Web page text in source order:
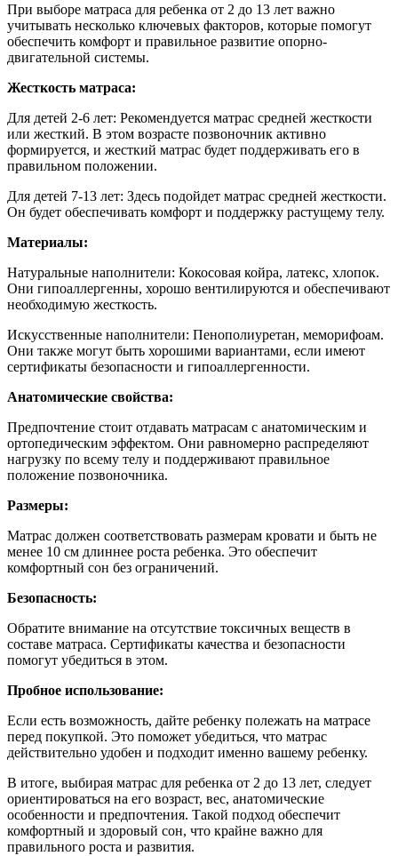
При выборе матраса для ребенка от 2 до 13 лет важно
учитывать несколько ключевых факторов, которые помогут
обеспечить комфорт и правильное развитие опорно-
двигательной системы.
Жесткость матраса:
Для детей 2-6 лет: Рекомендуется матрас средней жесткости
или жесткий. В этом возрасте позвоночник активно
формируется, и жесткий матрас будет поддерживать его в
правильном положении.
Для детей 7-13 лет: Здесь подойдет матрас средней жесткости.
Он будет обеспечивать комфорт и поддержку растущему телу.
Материалы:
Натуральные наполнители: Кокосовая койра, латекс, хлопок.
Они гипоаллергенны, хорошо вентилируются и обеспечивают
необходимую жесткость.
Искусственные наполнители: Пенополиуретан, меморифоам.
Они также могут быть хорошими вариантами, если имеют
сертификаты безопасности и гипоаллергенности.
Анатомические свойства:
Предпочтение стоит отдавать матрасам с анатомическим и
ортопедическим эффектом. Они равномерно распределяют
нагрузку по всему телу и поддерживают правильное
положение позвоночника.
Размеры:
Матрас должен соответствовать размерам кровати и быть не
менее 10 см длиннее роста ребенка. Это обеспечит
комфортный сон без ограничений.
Безопасность:
Обратите внимание на отсутствие токсичных веществ в
составе матраса. Сертификаты качества и безопасности
помогут убедиться в этом.
Пробное использование:
Если есть возможность, дайте ребенку полежать на матрасе
перед покупкой. Это поможет убедиться, что матрас
действительно удобен и подходит именно вашему ребенку.
В итоге, выбирая матрас для ребенка от 2 до 13 лет, следует
ориентироваться на его возраст, вес, анатомические
особенности и предпочтения. Такой подход обеспечит
комфортный и здоровый сон, что крайне важно для
правильного роста и развития.